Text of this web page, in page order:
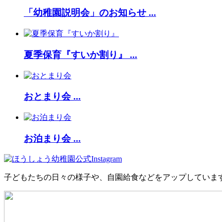
「幼稚園説明会」のお知らせ ...
夏季保育『すいか割り』 ...
おとまり会 ...
お泊まり会 ...
子どもたちの日々の様子や、自園給食などをアップしていま